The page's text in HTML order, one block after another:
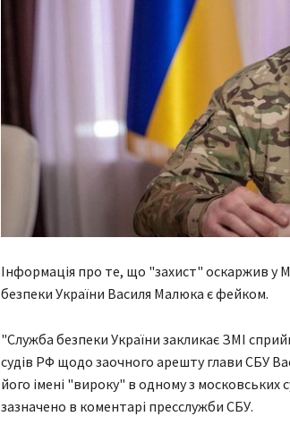
Інформація про те, що "захист" оскаржив у
безпеки України Василя Малюка є фейком.
"Служба безпеки України закликає ЗМІ
судів РФ щодо заочного арешту глави СБУ
його імені "вироку" в одному з
зазначено в коментарі пресслужби СБУ.